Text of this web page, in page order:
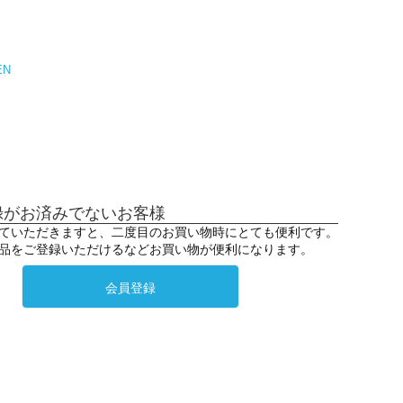
お済みでないお客様
いただきますと、二度目のお買い物時にとても便利です。
をご登録いただけるなどお買い物が便利になります。
会員登録